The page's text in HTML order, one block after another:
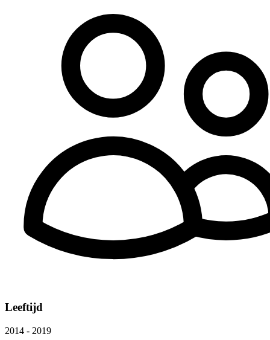
Leeftijd
2014 - 2019